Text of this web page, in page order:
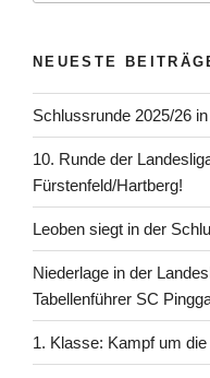
NEUESTE
Schlussrunde 2025/26
10. Runde der
Fürstenfeld/Hartberg!
Leoben siegt in der
Niederlage in der
Tabellenführer SC
1. Klasse: Kampf um